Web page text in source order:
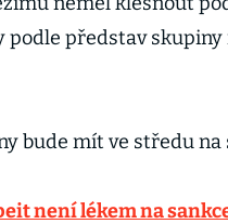
podle představ
bude mít ve středu na
není lékem na